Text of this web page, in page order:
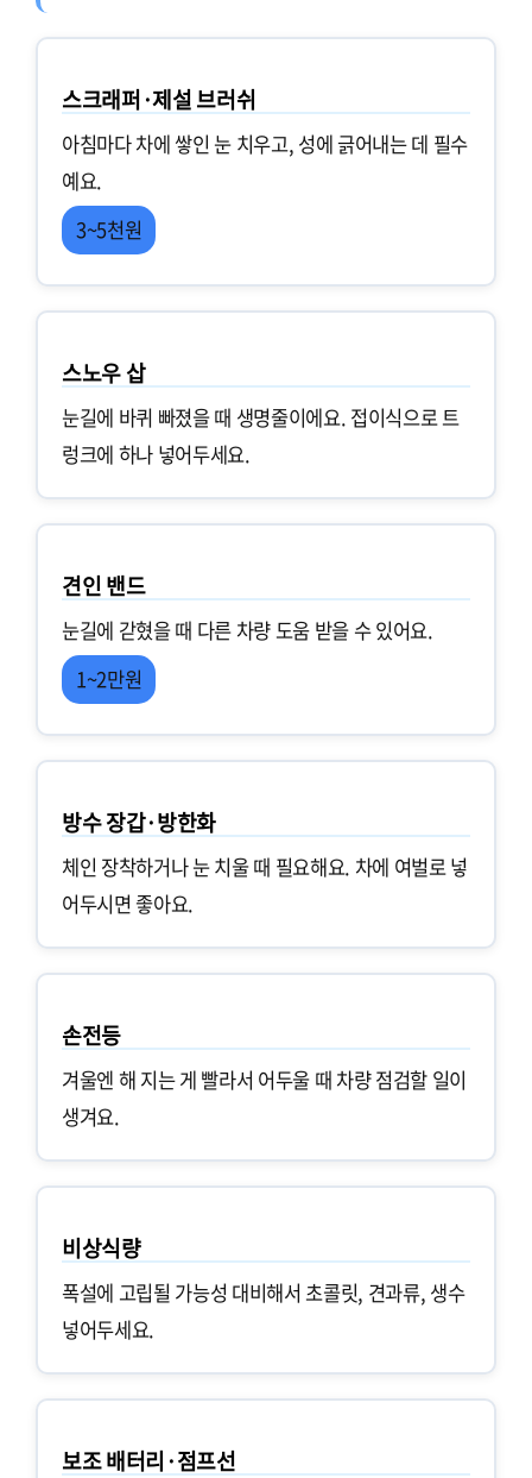
스크래퍼·제설 브러쉬
아침마다 차에 쌓인 눈 치우고, 성에 긁어내는 데 필수
예요.
3~5천원
스노우 삽
눈길에 바퀴 빠졌을 때 생명줄이에요. 접이식으로 트
렁크에 하나 넣어두세요.
견인 밴드
눈길에 갇혔을 때 다른 차량 도움 받을 수 있어요.
1~2만원
방수 장갑·방한화
체인 장착하거나 눈 치울 때 필요해요. 차에 여벌로 넣
어두시면 좋아요.
손전등
겨울엔 해 지는 게 빨라서 어두울 때 차량 점검할 일이
생겨요.
비상식량
폭설에 고립될 가능성 대비해서 초콜릿, 견과류, 생수
넣어두세요.
보조 배터리·점프선